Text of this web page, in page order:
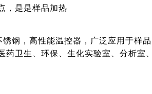
，是是样品加热
钢，高性能温控器，广泛应用于样
药卫生、环保、生化实验室、分析室